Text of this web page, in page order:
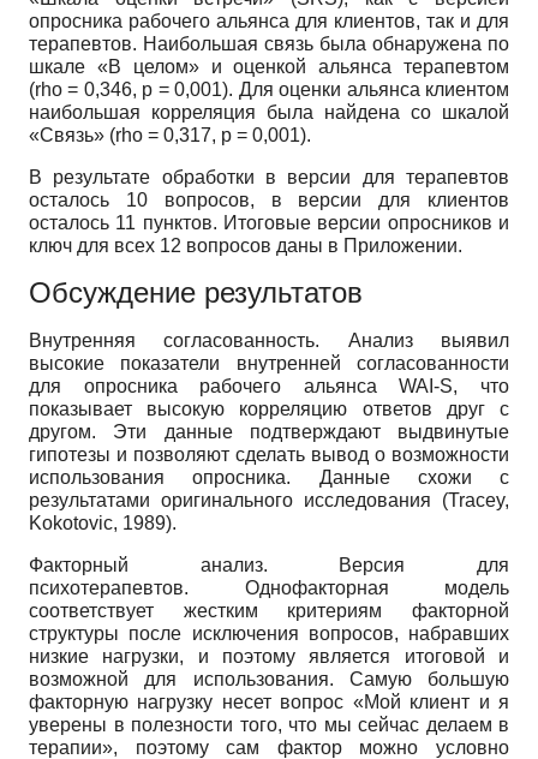
опросника рабочего альянса для клиентов, так и для
терапевтов. Наибольшая связь была обнаружена по
шкале «В целом» и оценкой альянса терапевтом
(rho = 0,346, p = 0,001). Для оценки альянса клиентом
наибольшая корреляция была найдена со шкалой
«Связь» (rho = 0,317, p = 0,001).
В результате обработки в версии для терапевтов
осталось 10 вопросов, в версии для клиентов
осталось 11 пунктов. Итоговые версии опросников и
ключ для всех 12 вопросов даны в Приложении.
Обсуждение результатов
Внутренняя согласованность. Анализ выявил
высокие показатели внутренней согласованности
для опросника рабочего альянса WAI-S, что
показывает высокую корреляцию ответов друг с
другом. Эти данные подтверждают выдвинутые
гипотезы и позволяют сделать вывод о возможности
использования опросника. Данные схожи с
результатами оригинального исследования (Tracey,
Kokotovic, 1989).
Факторный анализ. Версия для
психотерапевтов. Однофакторная модель
соответствует жестким критериям факторной
структуры после исключения вопросов, набравших
низкие нагрузки, и поэтому является итоговой и
возможной для использования. Самую большую
факторную нагрузку несет вопрос «Мой клиент и я
уверены в полезности того, что мы сейчас делаем в
терапии», поэтому сам фактор можно условно